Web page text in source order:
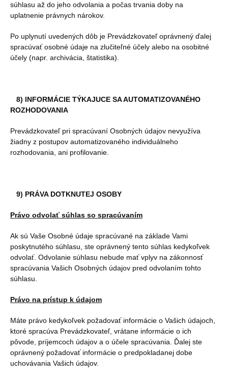
súhlasu až do jeho odvolania a počas trvania doby na
uplatnenie právnych nárokov.
Po uplynutí uvedených dôb je Prevádzkovateľ oprávnený ďalej
spracúvať osobné údaje na zlučiteľné účely alebo na osobitné
účely (napr. archivácia, štatistika).
8) INFORMÁCIE TÝKAJUCE SA AUTOMATIZOVANÉHO
ROZHODOVANIA
Prevádzkovateľ pri spracúvaní Osobných údajov nevyužíva
žiadny z postupov automatizovaného individuálneho
rozhodovania, ani profilovanie.
9) PRÁVA DOTKNUTEJ OSOBY
Právo odvolať súhlas so spracúvaním
Ak sú Vaše Osobné údaje spracúvané na základe Vami
poskytnutého súhlasu, ste oprávnený tento súhlas kedykoľvek
odvolať. Odvolanie súhlasu nebude mať vplyv na zákonnosť
spracúvania Vašich Osobných údajov pred odvolaním tohto
súhlasu.
Právo na prístup k údajom
Máte právo kedykoľvek požadovať informácie o Vašich údajoch,
ktoré spracúva Prevádzkovateľ, vrátane informácie o ich
pôvode, príjemcoch údajov a o účele spracúvania. Ďalej ste
oprávnený požadovať informácie o predpokladanej dobe
uchovávania Vašich údajov.